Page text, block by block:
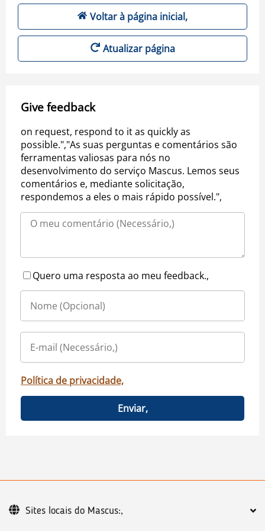
Voltar à página inicial,
Atualizar página
Give feedback
on request, respond to it as quickly as
possible.","As suas perguntas e comentários são
ferramentas valiosas para nós no
desenvolvimento do serviço Mascus. Lemos seus
comentários e, mediante solicitação,
respondemos a eles o mais rápido possível.",
Quero uma resposta ao meu feedback.,
Política de privacidade,
Enviar,
Sites locais do Mascus:,